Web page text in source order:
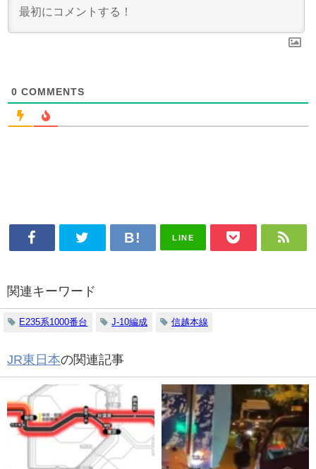
0 COMMENTS
LINE
関連キーワード
E235系1000番台 J-10編成 信越本線
JR東日本の関連記事